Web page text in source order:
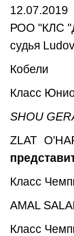
12.07.2019
РОО "КЛС
судья
Кобели
Класс
SHOU
ZLAT O'
Класс
AMAL
Класс